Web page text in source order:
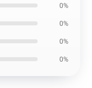
0%
0%
0%
0%